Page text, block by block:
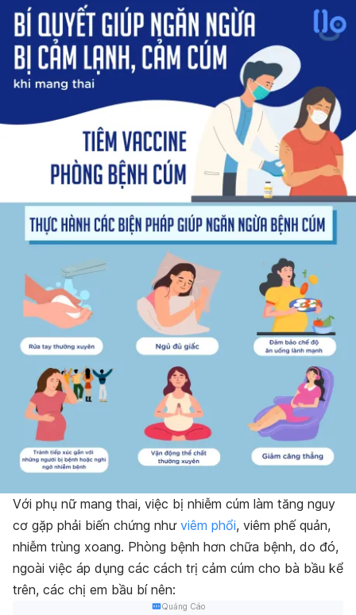
Với phụ nữ mang thai, việc bị nhiễm cúm làm tăng nguy
cơ gặp phải biến chứng như viêm phổi, viêm phế quản,
nhiễm trùng xoang. Phòng bệnh hơn chữa bệnh, do đó,
ngoài việc áp dụng các cách trị cảm cúm cho bà bầu kể
trên, các chị em bầu bí nên:
Quảng Cáo